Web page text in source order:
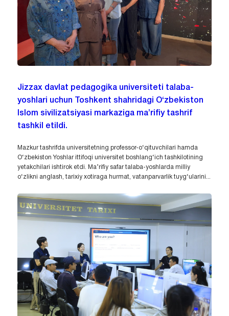
Jizzax davlat pedagogika universiteti talaba-
yoshlari uchun Toshkent shahridagi O‘zbekiston
Islom sivilizatsiyasi markaziga ma’rifiy tashrif
tashkil etildi.
Mazkur tashrifda universitetning professor-o‘qituvchilari hamda
O‘zbekiston Yoshlar ittifoqi universitet boshlang‘ich tashkilotining
yetakchilari ishtirok etdi. Ma’rifiy safar talaba-yoshlarda milliy
o‘zlikni anglash, tarixiy xotiraga hurmat, vatanparvarlik tuyg‘ularini...